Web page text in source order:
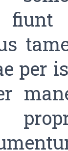
fiunt
per